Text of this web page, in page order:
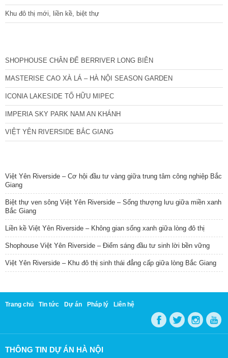
Khu đô thị mới, liền kề, biệt thự
SHOPHOUSE CHÂN ĐẾ BERRIVER LONG BIÊN
MASTERISE CAO XÀ LÁ – HÀ NỘI SEASON GARDEN
ICONIA LAKESIDE TỐ HỮU MIPEC
IMPERIA SKY PARK NAM AN KHÁNH
VIỆT YÊN RIVERSIDE BẮC GIANG
Việt Yên Riverside – Cơ hội đầu tư vàng giữa trung tâm công nghiệp Bắc
Giang
Biệt thự ven sông Việt Yên Riverside – Sống thượng lưu giữa miền xanh
Bắc Giang
Liền kề Việt Yên Riverside – Không gian sống xanh giữa lòng đô thị
Shophouse Việt Yên Riverside – Điểm sáng đầu tư sinh lời bền vững
Việt Yên Riverside – Khu đô thị sinh thái đẳng cấp giữa lòng Bắc Giang
Trang chủ Tin tức Dự án Pháp lý Liên hệ
THÔNG TIN DỰ ÁN HÀ NỘI